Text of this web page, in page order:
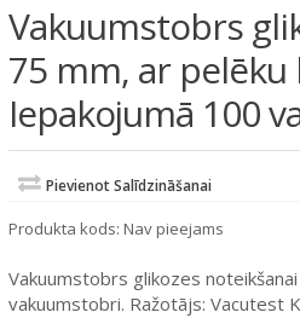
Vakuumstobrs
75 mm, ar
Iepakojumā 100
Pievienot Salīdzināšanai
Produkta kods: Nav pieejams
Vakuumstobrs glikozes
vakuumstobri. Ražotājs: Vacutest